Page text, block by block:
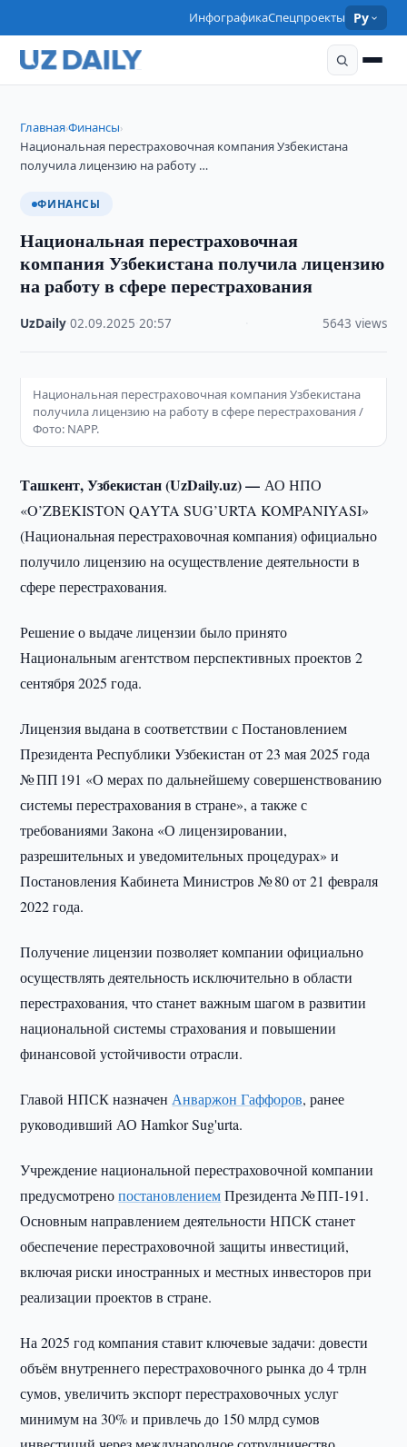
ИнфографикаСпецпроекты Ру
Главная›Финансы›
Национальная перестраховочная компания Узбекистана
получила лицензию на работу …
ФИНАНСЫ
Национальная перестраховочная
компания Узбекистана получила лицензию
на работу в сфере перестрахования
UzDaily ·02.09.2025 ·20:57 5643 views
Национальная перестраховочная компания Узбекистана
получила лицензию на работу в сфере перестрахования /
Фото: NAPP.
Ташкент, Узбекистан (UzDaily.uz) —АО НПО
«O’ZBEKISTON QAYTA SUG’URTA KOMPANIYASI»
(Национальная перестраховочная компания) официально
получило лицензию на осуществление деятельности в
сфере перестрахования.
Решение о выдаче лицензии было принято
Национальным агентством перспективных проектов 2
сентября 2025 года.
Лицензия выдана в соответствии с Постановлением
Президента Республики Узбекистан от 23 мая 2025 года
№ ПП 191 «О мерах по дальнейшему совершенствованию
системы перестрахования в стране», а также с
требованиями Закона «О лицензировании,
разрешительных и уведомительных процедурах» и
Постановления Кабинета Министров № 80 от 21 февраля
2022 года.
Получение лицензии позволяет компании официально
осуществлять деятельность исключительно в области
перестрахования, что станет важным шагом в развитии
национальной системы страхования и повышении
финансовой устойчивости отрасли.
Главой НПСК назначен Анваржон Гаффоров, ранее
руководивший АО Hamkor Sug'urta.
Учреждение национальной перестраховочной компании
предусмотренопостановлениемПрезидента № ПП-191.
Основным направлением деятельности НПСК станет
обеспечение перестраховочной защиты инвестиций,
включая риски иностранных и местных инвесторов при
реализации проектов в стране.
На 2025 год компания ставит ключевые задачи: довести
объём внутреннего перестраховочного рынка до 4 трлн
сумов, увеличить экспорт перестраховочных услуг
минимум на 30% и привлечь до 150 млрд сумов